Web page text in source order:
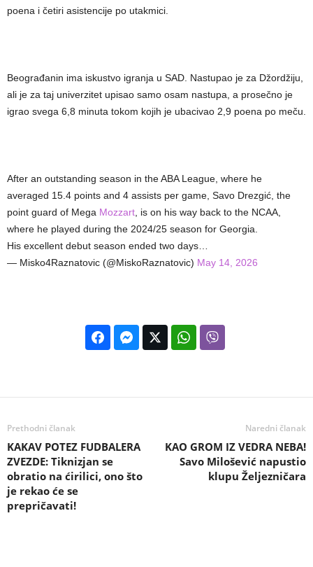
poena i četiri asistencije po utakmici.
Beograđanin ima iskustvo igranja u SAD. Nastupao je za Džordžiju,
ali je za taj univerzitet upisao samo osam nastupa, a prosečno je
igrao svega 6,8 minuta tokom kojih je ubacivao 2,9 poena po meču.
After an outstanding season in the ABA League, where he
averaged 15.4 points and 4 assists per game, Savo Drezgić, the
point guard of Mega Mozzart , is on his way back to the NCAA,
where he played during the 2024/25 season for Georgia.
His excellent debut season ended two days…
— Misko4Raznatovic (@MiskoRaznatovic) May 14, 2026
Prethodni članak
KAKAV POTEZ FUDBALERA
ZVEZDE: Tiknizjan se
obratio na ćirilici, ono što
je rekao će se
prepričavati!
Naredni članak
KAO GROM IZ VEDRA NEBA!
Savo Milošević napustio
klupu Željezničara